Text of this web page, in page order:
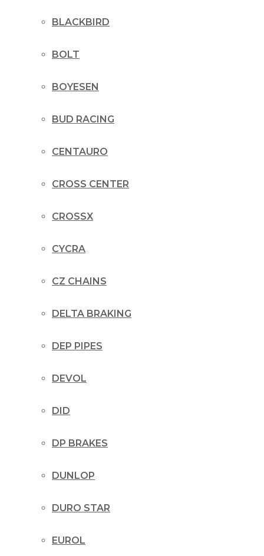
BLACKBIRD
BOLT
BOYESEN
BUD RACING
CENTAURO
CROSS CENTER
CROSSX
CYCRA
CZ CHAINS
DELTA BRAKING
DEP PIPES
DEVOL
DID
DP BRAKES
DUNLOP
DURO STAR
EUROL